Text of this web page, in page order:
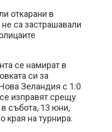
откарани в
са застрашавали
се намират в
си за
Зеландия с 1:0
изправят срещу
събота, 13 юни,
края на турнира.